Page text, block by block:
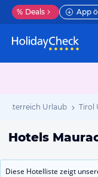
% Deals App
Österreich Urlaub Tirol
Hotels
Diese Hotelliste zeigt